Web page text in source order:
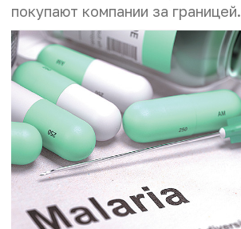
покупают компании за границей.